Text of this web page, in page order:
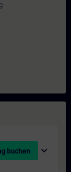
buchen expand_more